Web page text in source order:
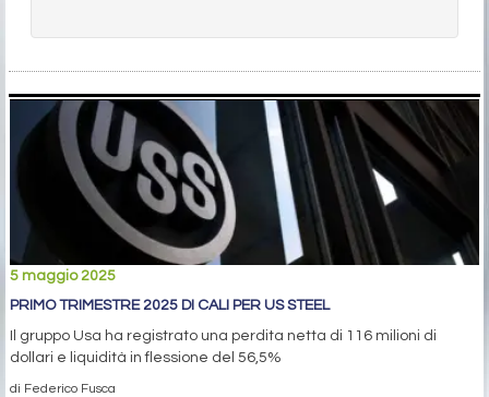
5 maggio 2025
PRIMO TRIMESTRE 2025 DI CALI PER US STEEL
Il gruppo Usa ha registrato una perdita netta di 116 milioni di
dollari e liquidità in flessione del 56,5%
di Federico Fusca